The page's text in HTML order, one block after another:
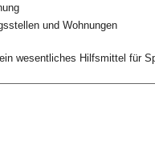
und Wohnungen
wesentliches Hilfsmittel für